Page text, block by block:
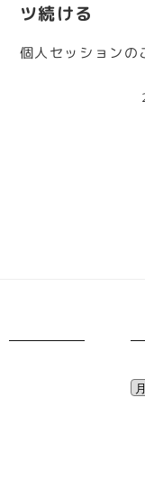
ツ続ける
個人セッションの
ア